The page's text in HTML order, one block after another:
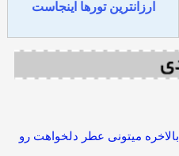
ارزانترین تورها اینجاست
بالاخره میتونی عطر دلخواهت رو